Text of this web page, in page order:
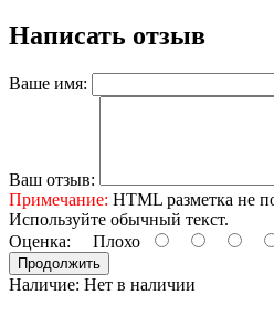
Написать отзыв
Ваше имя:
Ваш отзыв:
Примечание: HTML разметка не
Используйте обычный текст.
Оценка: Плохо
Продолжить
Наличие: Нет в наличии